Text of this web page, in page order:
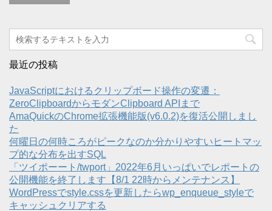
最近の投稿
JavaScriptにおけるクリップボード操作の変遷：
ZeroClipboardからモダンClipboard APIまで
AmaQuickのChrome拡張機能版(v6.0.2)を復活公開しまし
た
何曜日の何時ころがピークなのか分かりやすいヒートマッ
プ的な分布を出すSQL
「ツイポーート/twport」2022年6月いっぱいでレポートの
公開機能を終了します【8/1 22時からメンテナンス】
WordPressでstyle.cssを更新したらwp_enqueue_styleで
キャッシュクリアする